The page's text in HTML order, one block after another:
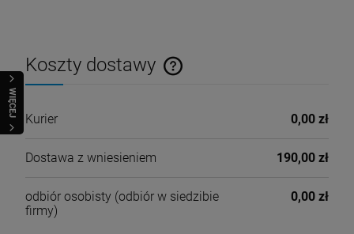
WIĘCEJ
Koszty dostawy
Cena nie zawiera ewentualnych kosztów płatności
Kurier 0,00 zł
Dostawa z wniesieniem 190,00 zł
odbiór osobisty (odbiór w siedzibie
firmy)
0,00 zł